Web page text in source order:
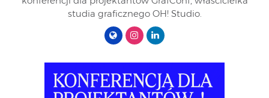
studia graficznego OH! Studio.